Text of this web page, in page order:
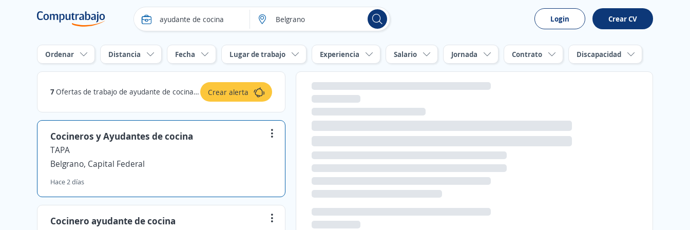
Login Crear CV
Ordenar Distancia Fecha Lugar de trabajo Experiencia Salario Jornada Contrato Discapacidad
7Ofertas de trabajo de ayudante de cocina en Belgrano, Capital Federal Crear alerta
Cocineros y Ayudantes de cocina
TAPA
Belgrano, Capital Federal
Hace 2 días
Cocinero ayudante de cocina